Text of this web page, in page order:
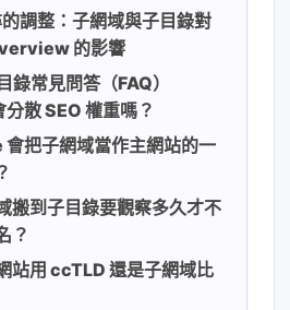
調整：子網域與子目錄對
的影響
錄常見問答（FAQ）
散 SEO 權重嗎？
把子網域當作主網站的一
搬到子目錄要觀察多久才不
？
站用 ccTLD 還是子網域比